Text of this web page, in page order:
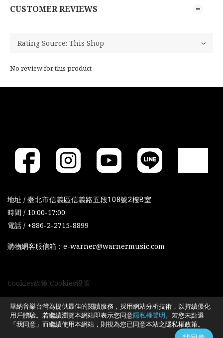
CUSTOMER REVIEWS
No review for this product
地址 / 臺北市信義區信義路五段108號2樓B室
時間 / 10:00-17:00
電話 / +886-2-2715-8899
購物網客服信箱：e-warner@warnermusic.com
Cookies政策 Cookies设置
華納音樂台灣為提供最佳的閱讀服務，採用網站分析技術，以持續優化
用戶體驗。若繼續瀏覽本網站即表示您同意隱私權聲明。若您未點選
「我同意」而繼續使用本網站，則視為您已同意本站之隱私權政策。